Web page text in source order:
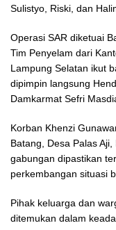
Sulistyo, Riski, dan
Operasi SAR diketuai
Tim Penyelam dari
Lampung Selatan ikut
dipimpin langsung
Damkarmat Sefri
Korban Khenzi
Batang, Desa Palas
gabungan dipastikan
perkembangan situasi
Pihak keluarga dan
ditemukan dalam